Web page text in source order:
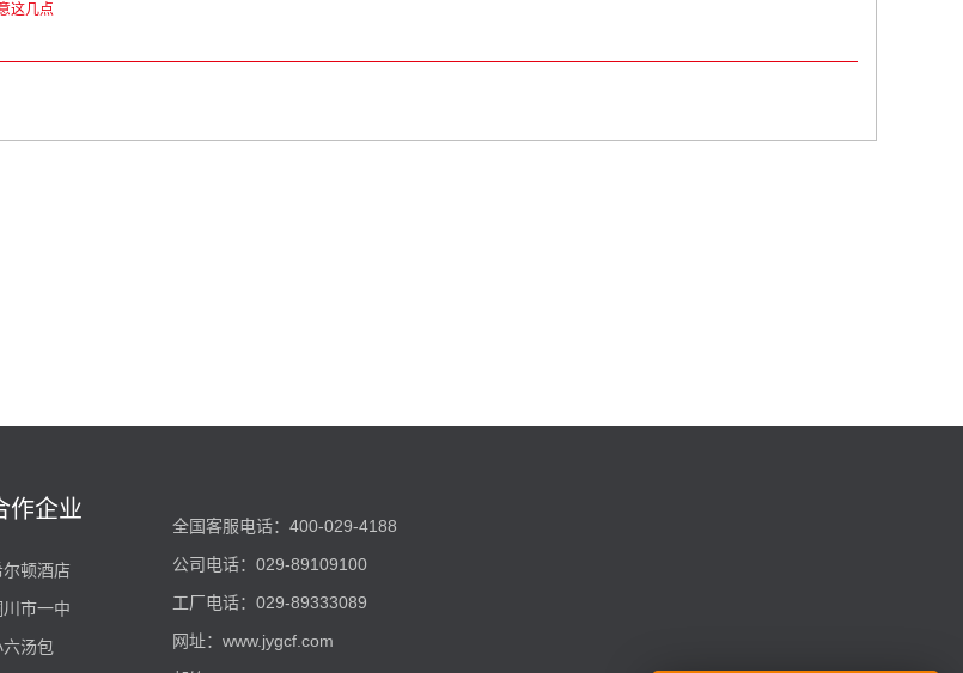
这几点
作企业
尔顿酒店
川市一中
六汤包
全国客服电话：400-029-4188
公司电话：029-89109100
工厂电话：029-89333089
网址： www.jygcf.com